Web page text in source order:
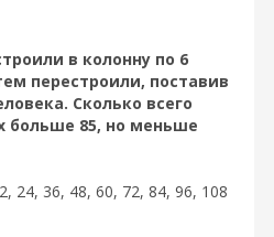
в колонну по 6
перестроили, поставив
Сколько всего
больше 85, но меньше
24, 36, 48, 60, 72, 84, 96, 108